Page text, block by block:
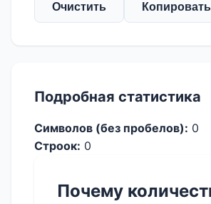
Очистить Копировать
Подробная статистика
Символов (без пробелов): 0
Строок: 0
Почему